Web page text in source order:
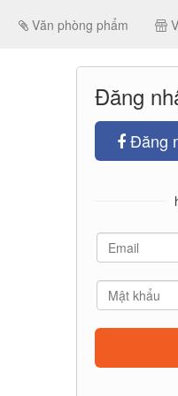
Văn phòng phẩm
Đăng
Đăng